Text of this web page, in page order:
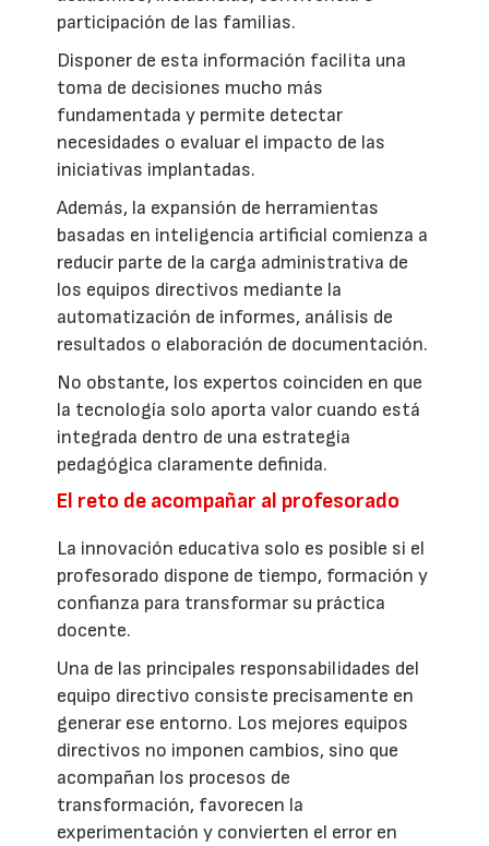
participación de las familias.
Disponer de esta información facilita una
toma de decisiones mucho más
fundamentada y permite detectar
necesidades o evaluar el impacto de las
iniciativas implantadas.
Además, la expansión de herramientas
basadas en inteligencia artificial comienza a
reducir parte de la carga administrativa de
los equipos directivos mediante la
automatización de informes, análisis de
resultados o elaboración de documentación.
No obstante, los expertos coinciden en que
la tecnología solo aporta valor cuando está
integrada dentro de una estrategia
pedagógica claramente definida.
El reto de acompañar al profesorado
La innovación educativa solo es posible si el
profesorado dispone de tiempo, formación y
confianza para transformar su práctica
docente.
Una de las principales responsabilidades del
equipo directivo consiste precisamente en
generar ese entorno. Los mejores equipos
directivos no imponen cambios, sino que
acompañan los procesos de
transformación, favorecen la
experimentación y convierten el error en